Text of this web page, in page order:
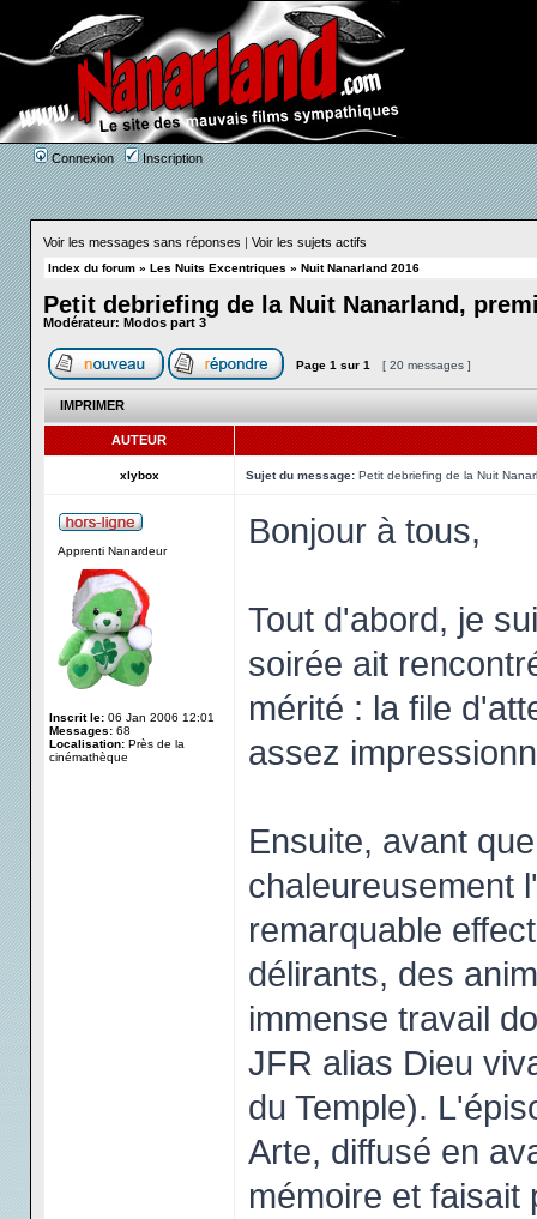
Connexion Inscription
Voir les messages sans réponses | Voir les sujets actifs
Index du forum » Les Nuits Excentriques » Nuit Nanarland 2016
Petit debriefing de la Nuit Nanarland,
Modérateur: Modos part 3
Page 1 sur 1 [ 20 messages ]
IMPRIMER
AUTEUR
xlybox Sujet du message: Petit debriefing de la Nuit
Apprenti Nanardeur
Inscrit le: 06 Jan 2006 12:01
Messages: 68
Localisation: Près de la
cinémathèque
Bonjour à tous,
Tout d'abord, je
soirée ait
mérité : la file
assez
Ensuite, avant
chaleureusement
remarquable
délirants, des
immense travail
JFR alias Dieu
du Temple).
Arte, diffusé en
mémoire et faisait